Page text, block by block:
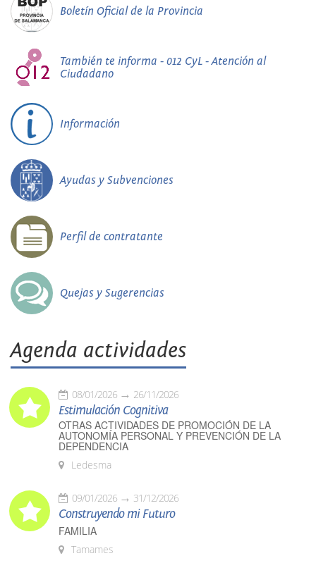
Boletín Oficial de la Provincia
También te informa - 012 CyL - Atención al
Ciudadano
Información
Ayudas y Subvenciones
Perfil de contratante
Quejas y Sugerencias
Agenda actividades
08/01/2026 26/11/2026
Estimulación Cognitiva
OTRAS ACTIVIDADES DE PROMOCIÓN DE LA
AUTONOMÍA PERSONAL Y PREVENCIÓN DE LA
DEPENDENCIA
Ledesma
09/01/2026 31/12/2026
Construyendo mi Futuro
FAMILIA
Tamames